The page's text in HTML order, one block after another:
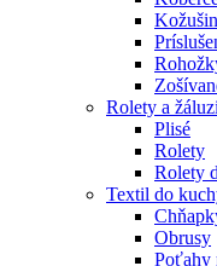
Rolety a
Plisé
Rolety
Rolety
Textil do
Obrusy
Poťahy